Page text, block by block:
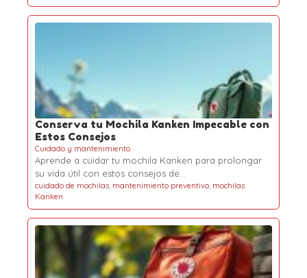
Conserva tu Mochila Kanken Impecable con
Estos Consejos
Cuidado y mantenimiento
Aprende a cuidar tu mochila Kanken para prolongar
su vida útil con estos consejos de…
cuidado de mochilas, mantenimiento preventivo, mochilas
Kanken